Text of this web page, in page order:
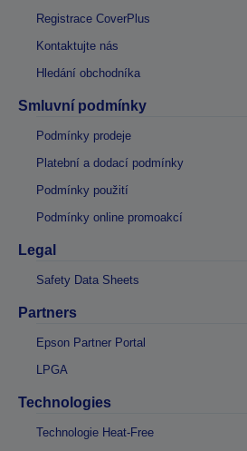
Registrace CoverPlus
Kontaktujte nás
Hledání obchodníka
Smluvní podmínky
Podmínky prodeje
Platební a dodací podmínky
Podmínky použití
Podmínky online promoakcí
Legal
Safety Data Sheets
Partners
Epson Partner Portal
LPGA
Technologies
Technologie Heat-Free